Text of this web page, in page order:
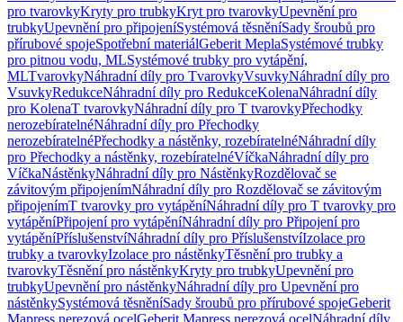
pro tvarovkyKryty pro trubkyKryt pro tvarovkyUpevnění pro
trubkyUpevnění pro připojeníSystémová těsněníSady šroubů pro
přírubové spojeSpotřební materiálGeberit MeplaSystémové trubky
pro pitnou vodu, MLSystémové trubky pro vytápění,
MLTvarovkyNáhradní díly pro TvarovkyVsuvkyNáhradní díly pro
VsuvkyRedukceNáhradní díly pro RedukceKolenaNáhradní díly
pro KolenaT tvarovkyNáhradní díly pro T tvarovkyPřechodky
nerozebíratelnéNáhradní díly pro Přechodky
nerozebíratelnéPřechodky a nástěnky, rozebíratelnéNáhradní díly
pro Přechodky a nástěnky, rozebíratelnéVíčkaNáhradní díly pro
VíčkaNástěnkyNáhradní díly pro NástěnkyRozdělovač se
závitovým připojenímNáhradní díly pro Rozdělovač se závitovým
připojenímT tvarovky pro vytápěníNáhradní díly pro T tvarovky pro
vytápěníPřipojení pro vytápěníNáhradní díly pro Připojení pro
vytápěníPříslušenstvíNáhradní díly pro PříslušenstvíIzolace pro
trubky a tvarovkyIzolace pro nástěnkyTěsnění pro trubky a
tvarovkyTěsnění pro nástěnkyKryty pro trubkyUpevnění pro
trubkyUpevnění pro nástěnkyNáhradní díly pro Upevnění pro
nástěnkySystémová těsněníSady šroubů pro přírubové spojeGeberit
Mapress nerezová ocelGeberit Mapress nerezová ocelNáhradní díly